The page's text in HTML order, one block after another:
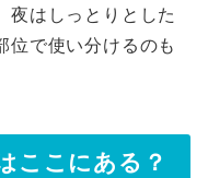
夜はしっとりとした
位で使い分けるのも
ここにある？